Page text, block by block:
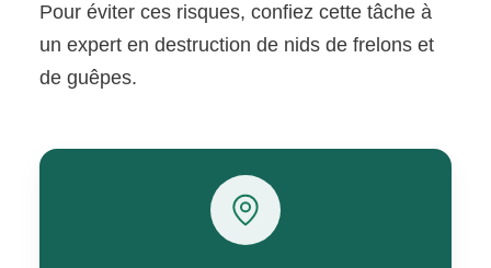
Pour éviter ces risques, confiez cette tâche à
un expert en destruction de nids de frelons et
de guêpes.